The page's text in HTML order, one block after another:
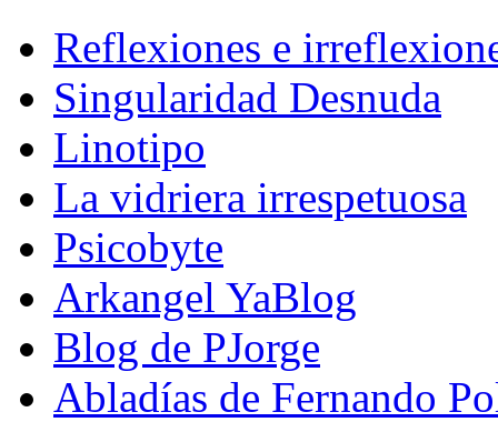
Reflexiones e
Singularidad Desnuda
Linotipo
La vidriera irrespetuosa
Psicobyte
Arkangel YaBlog
Blog de PJorge
Abladías de Fernando